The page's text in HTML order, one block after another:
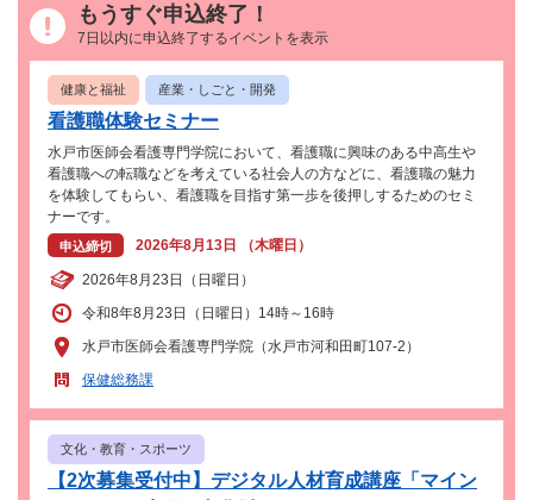
もうすぐ申込終了！
7日以内に申込終了するイベントを表示
健康と福祉 産業・しごと・開発
看護職体験セミナー
水戸市医師会看護専門学院において、看護職に興味のある中高生や
看護職への転職などを考えている社会人の方などに、看護職の魅力
を体験してもらい、看護職を目指す第一歩を後押しするためのセミ
ナーです。
申込締切 2026年8月13日 （木曜日）
2026年8月23日（日曜日）
令和8年8月23日（日曜日）14時～16時
水戸市医師会看護専門学院（水戸市河和田町107-2）
保健総務課
文化・教育・スポーツ
【2次募集受付中】デジタル人材育成講座「マイン